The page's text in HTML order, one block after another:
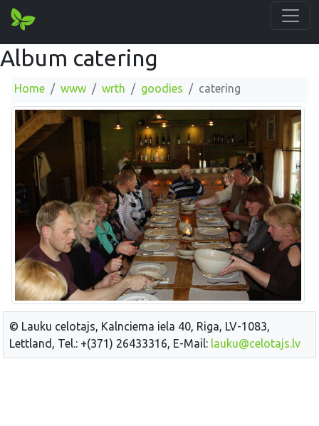
Album catering
Home www wrth goodies catering
© Lauku celotajs, Kalnciema iela 40, Riga, LV-1083,
Lettland, Tel.: +(371) 26433316, E-Mail: lauku@celotajs.lv